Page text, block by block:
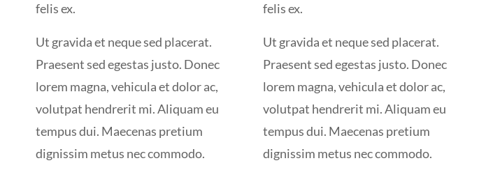
felis ex.
Ut gravida et neque sed placerat.
Praesent sed egestas justo. Donec
lorem magna, vehicula et dolor ac,
volutpat hendrerit mi. Aliquam eu
tempus dui. Maecenas pretium
dignissim metus nec commodo.
felis ex.
Ut gravida et neque sed placerat.
Praesent sed egestas justo. Donec
lorem magna, vehicula et dolor ac,
volutpat hendrerit mi. Aliquam eu
tempus dui. Maecenas pretium
dignissim metus nec commodo.